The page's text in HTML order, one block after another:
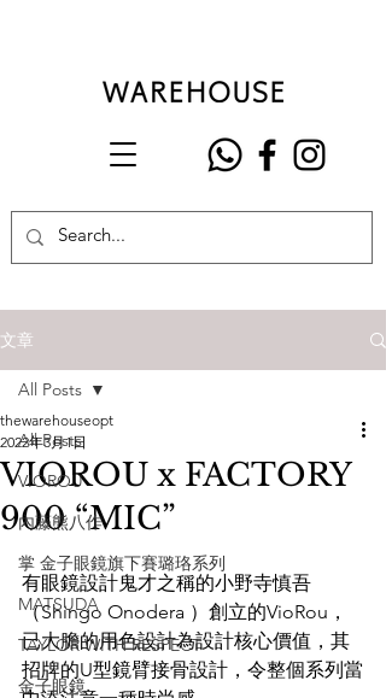
文章
All Posts
VIOROU
內藤熊八作
掌 金子眼鏡旗下賽璐珞系列
MATSUDA
TAYLOR WITH RESPECT
金子眼鏡
All Posts
VIOROU x FACTORY
900 “MIC”
thewarehouseopt
2022年3月1日
有眼鏡設計鬼才之稱的小野寺慎吾
（Shingo Onodera ）創立的VioRou，
已大膽的用色設計為設計核心價值，其
招牌的U型鏡臂接骨設計，令整個系列當